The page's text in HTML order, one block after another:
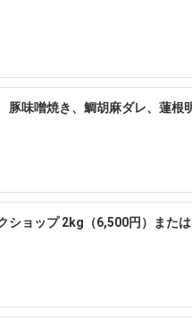
味噌焼き、鯛胡麻ダレ、蓮根
終了 味噌造りワークショップ 2kg（